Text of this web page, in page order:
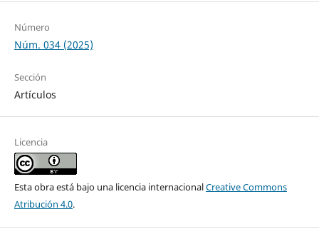
Número
Núm. 034 (2025)
Sección
Artículos
Licencia
Esta obra está bajo una licencia internacionalCreative Commons
Atribución 4.0.